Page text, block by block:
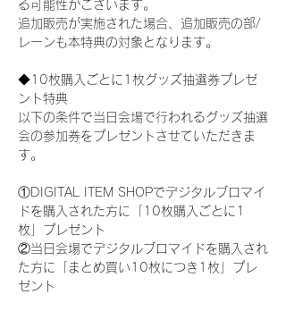
る可能性がございます。
追加販売が実施された場合、追加販売の部/
レーンも本特典の対象となります。
◆10枚購入ごとに1枚グッズ抽選券プレゼ
ント特典
以下の条件で当日会場で行われるグッズ抽選
会の参加券をプレゼントさせていただきま
す。
①DIGITAL ITEM SHOPでデジタルブロマイ
ドを購入された方に「10枚購入ごとに1
枚」プレゼント
②当日会場でデジタルブロマイドを購入され
た方に「まとめ買い10枚につき1枚」プレ
ゼント